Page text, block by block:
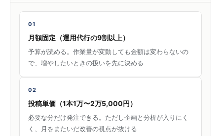
01
月額固定（運用代行の9割以上）
予算が読める。作業量が変動しても金額は変わらないの
で、増やしたいときの扱いを先に決める
02
投稿単価（1本1万〜2万5,000円）
必要な分だけ発注できる。ただし企画と分析が入りにく
く、月をまたいだ改善の視点が抜ける